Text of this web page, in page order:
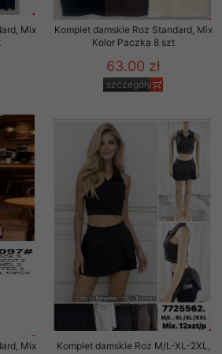
Mix
Komplet damskie Roz Standard, Mix
Kolor Paczka 8 szt
63.00 zł
szczegóły
Mix
Komplet damskie Roz M/L-XL-2XL,
promocyjne wysyłamy Klientom jedynie
wysyłanego Klientowi, jeżeli
te dotyczą wyłącznie oferty naszego
na email